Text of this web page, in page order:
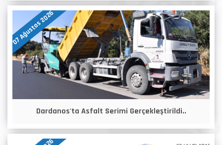
07 Ağustos 2026
Dardanos'ta Asfalt Serimi Gerçekleştirildi..